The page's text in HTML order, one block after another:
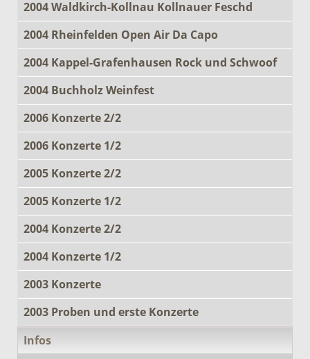
2004 Waldkirch-Kollnau Kollnauer Feschd
2004 Rheinfelden Open Air Da Capo
2004 Kappel-Grafenhausen Rock und Schwoof
2004 Buchholz Weinfest
2006 Konzerte 2/2
2006 Konzerte 1/2
2005 Konzerte 2/2
2005 Konzerte 1/2
2004 Konzerte 2/2
2004 Konzerte 1/2
2003 Konzerte
2003 Proben und erste Konzerte
Infos